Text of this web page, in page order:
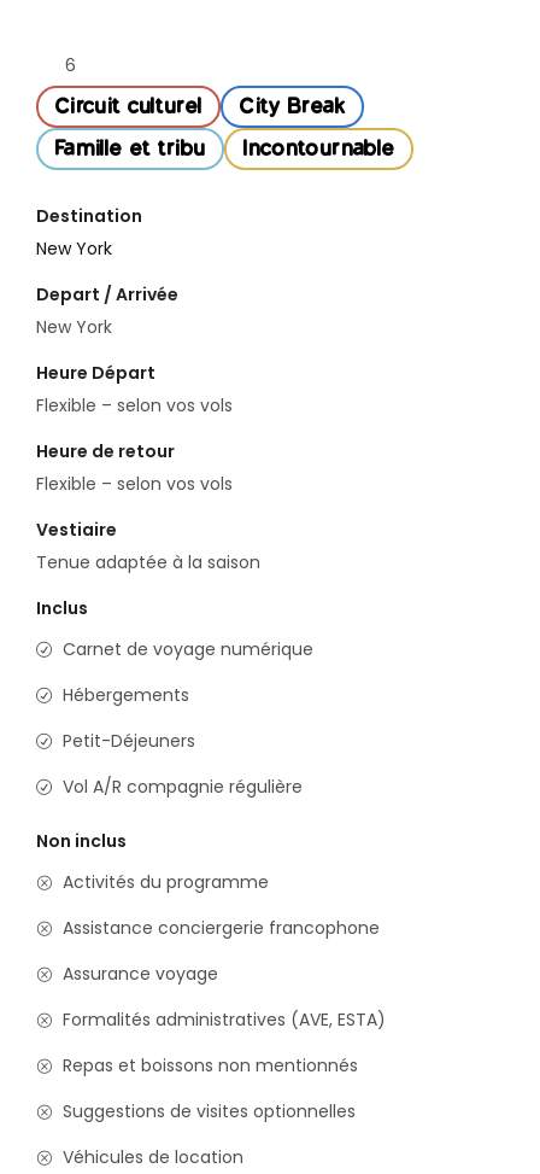
6
Circuit culturel
City Break
Famille et tribu
Incontournable
Destination
New York
Depart / Arrivée
New York
Heure Départ
Flexible – selon vos vols
Heure de retour
Flexible – selon vos vols
Vestiaire
Tenue adaptée à la saison
Inclus
Carnet de voyage numérique
Hébergements
Petit-Déjeuners
Vol A/R compagnie régulière
Non inclus
Activités du programme
Assistance conciergerie francophone
Assurance voyage
Formalités administratives (AVE, ESTA)
Repas et boissons non mentionnés
Suggestions de visites optionnelles
Véhicules de location